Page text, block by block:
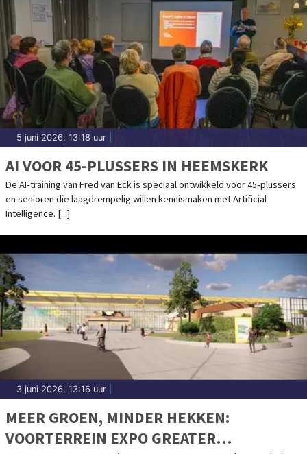
5 juni 2026, 13:18 uur
AI VOOR 45-PLUSSERS IN HEEMSKERK
De AI‑training van Fred van Eck is speciaal ontwikkeld voor 45‑plussers
en senioren die laagdrempelig willen kennismaken met Artificial
Intelligence. [...]
3 juni 2026, 13:16 uur
MEER GROEN, MINDER HEKKEN:
VOORTERREIN EXPO GREATER